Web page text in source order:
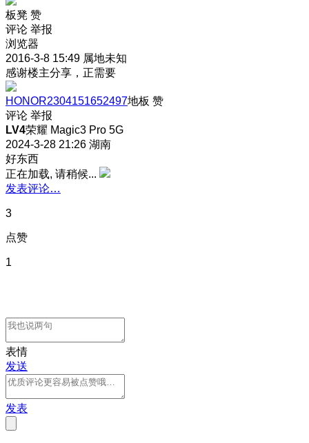
板凳 赞
评论 举报
浏览器
2016-3-8 15:49 属地未知
感谢楼主分享，正需要
HONOR2304151652497地板 赞
评论 举报
LV4荣耀 Magic3 Pro 5G
2024-3-28 21:26 湖南
好东西
正在加载, 请稍候...
发表评论…
3
点赞
1
表情
发送
发表